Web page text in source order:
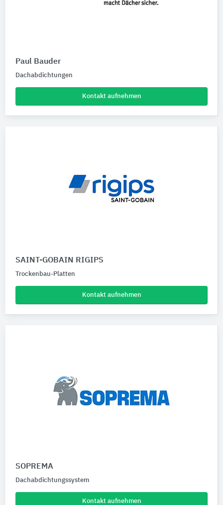
Paul Bauder
Dachabdichtungen
Kontakt aufnehmen
SAINT-GOBAIN RIGIPS
Trockenbau-Platten
Kontakt aufnehmen
SOPREMA
Dachabdichtungssystem
Kontakt aufnehmen